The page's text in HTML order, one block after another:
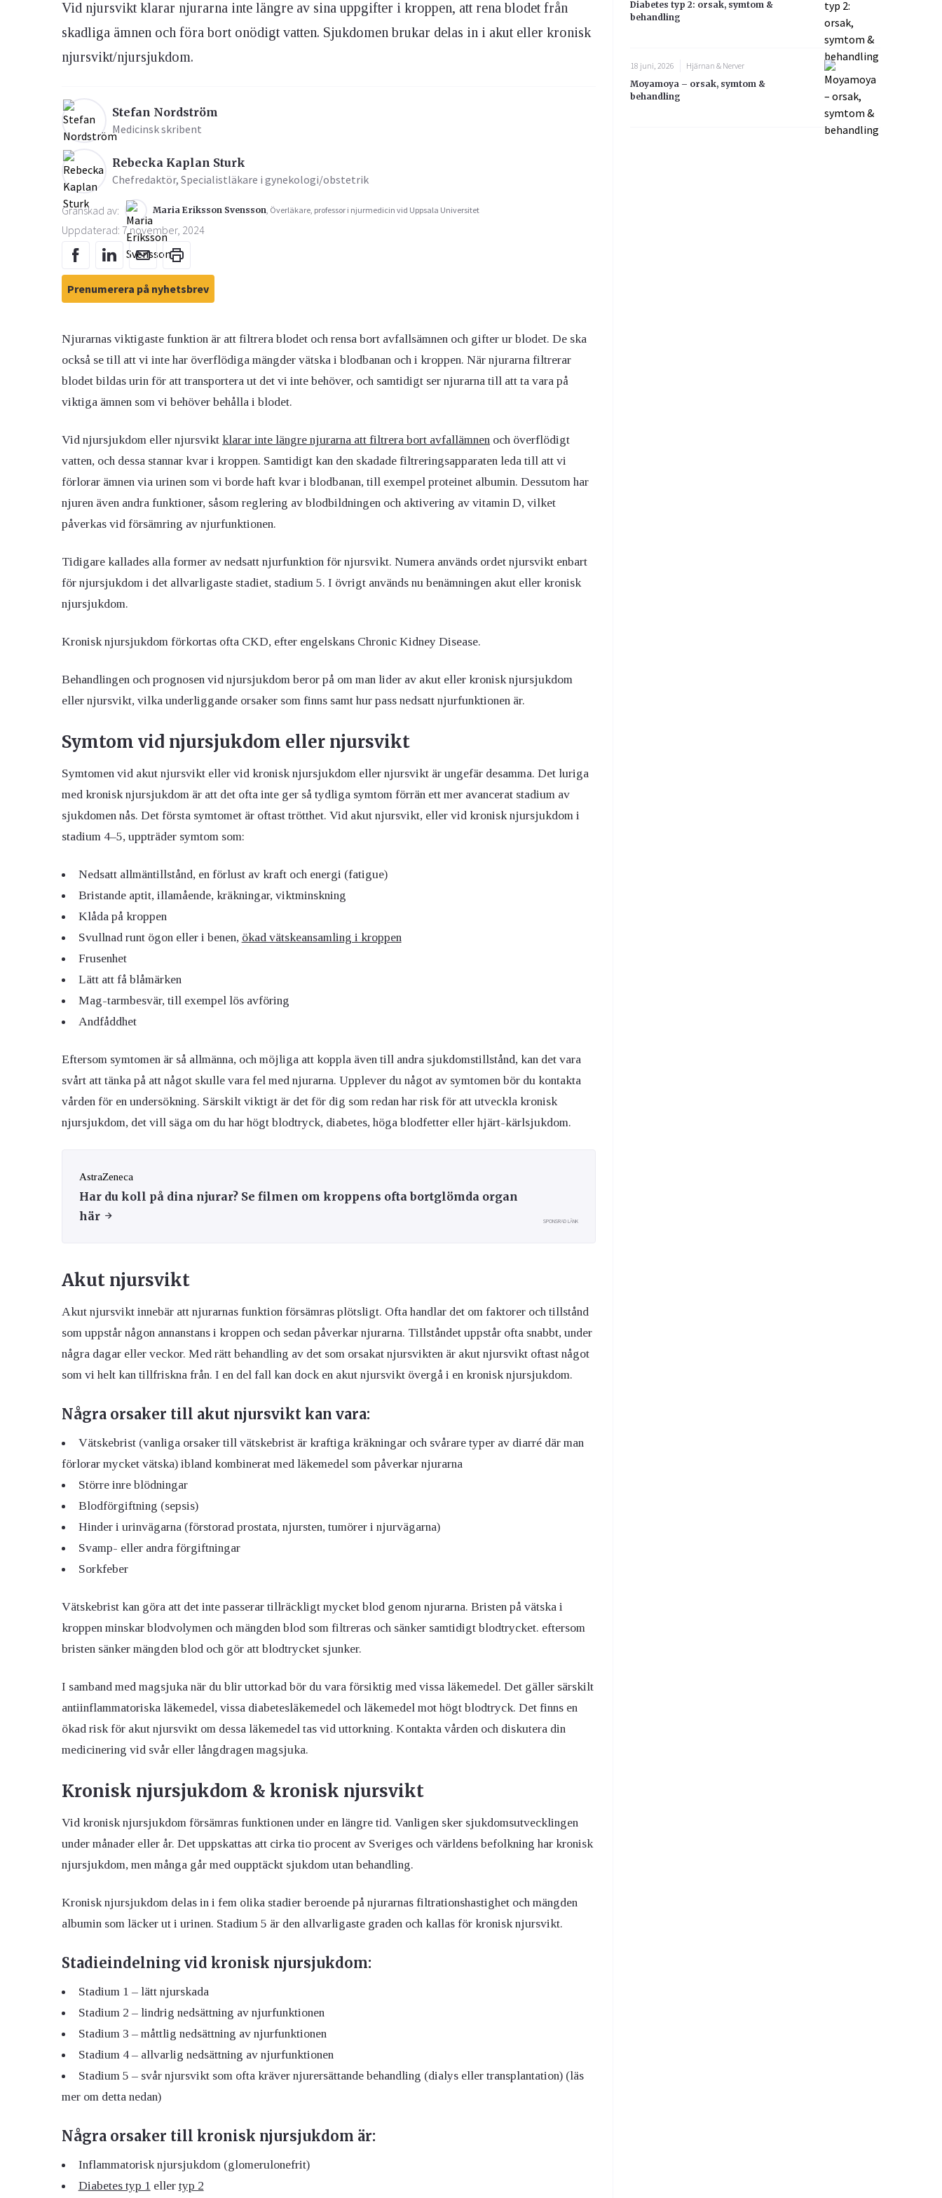
Ögon & Öron
Övervikt
Vid njursvikt klarar njurarna inte längre av sina uppgifter i kroppen, att rena blodet från
skadliga ämnen och föra bort onödigt vatten. Sjukdomen brukar delas in i akut eller kronisk
njursvikt/njursjukdom.
Stefan Nordström
Medicinsk skribent
Rebecka Kaplan Sturk
Chefredaktör, Specialistläkare i gynekologi/obstetrik
Granskad av: Maria Eriksson Svensson, Överläkare, professor i njurmedicin vid Uppsala Universitet
Uppdaterad: 7 november, 2024
Prenumerera på nyhetsbrev
Njurarnas viktigaste funktion är att filtrera blodet och rensa bort avfallsämnen och gifter ur blodet. De ska
också se till att vi inte har överflödiga mängder vätska i blodbanan och i kroppen. När njurarna filtrerar
blodet bildas urin för att transportera ut det vi inte behöver, och samtidigt ser njurarna till att ta vara på
viktiga ämnen som vi behöver behålla i blodet.
Vid njursjukdom eller njursvikt klarar inte längre njurarna att filtrera bort avfallämnen och överflödigt
vatten, och dessa stannar kvar i kroppen. Samtidigt kan den skadade filtreringsapparaten leda till att vi
förlorar ämnen via urinen som vi borde haft kvar i blodbanan, till exempel proteinet albumin. Dessutom har
njuren även andra funktioner, såsom reglering av blodbildningen och aktivering av vitamin D, vilket
påverkas vid försämring av njurfunktionen.
Tidigare kallades alla former av nedsatt njurfunktion för njursvikt. Numera används ordet njursvikt enbart
för njursjukdom i det allvarligaste stadiet, stadium 5. I övrigt används nu benämningen akut eller kronisk
njursjukdom.
Kronisk njursjukdom förkortas ofta CKD, efter engelskans Chronic Kidney Disease.
Behandlingen och prognosen vid njursjukdom beror på om man lider av akut eller kronisk njursjukdom
eller njursvikt, vilka underliggande orsaker som finns samt hur pass nedsatt njurfunktionen är.
Symtom vid njursjukdom eller njursvikt
Symtomen vid akut njursvikt eller vid kronisk njursjukdom eller njursvikt är ungefär desamma. Det luriga
med kronisk njursjukdom är att det ofta inte ger så tydliga symtom förrän ett mer avancerat stadium av
sjukdomen nås. Det första symtomet är oftast trötthet. Vid akut njursvikt, eller vid kronisk njursjukdom i
stadium 4–5, uppträder symtom som:
Nedsatt allmäntillstånd, en förlust av kraft och energi (fatigue)
Bristande aptit, illamående, kräkningar, viktminskning
Klåda på kroppen
Svullnad runt ögon eller i benen, ökad vätskeansamling i kroppen
Frusenhet
Lätt att få blåmärken
Mag-tarmbesvär, till exempel lös avföring
Andfåddhet
Eftersom symtomen är så allmänna, och möjliga att koppla även till andra sjukdomstillstånd, kan det vara
svårt att tänka på att något skulle vara fel med njurarna. Upplever du något av symtomen bör du kontakta
vården för en undersökning. Särskilt viktigt är det för dig som redan har risk för att utveckla kronisk
njursjukdom, det vill säga om du har högt blodtryck, diabetes, höga blodfetter eller hjärt-kärlsjukdom.
AstraZeneca
Har du koll på dina njurar? Se filmen om kroppens ofta bortglömda organ
här
SPONSRAD LÄNK
Akut njursvikt
Akut njursvikt innebär att njurarnas funktion försämras plötsligt. Ofta handlar det om faktorer och tillstånd
som uppstår någon annanstans i kroppen och sedan påverkar njurarna. Tillståndet uppstår ofta snabbt, under
några dagar eller veckor. Med rätt behandling av det som orsakat njursvikten är akut njursvikt oftast något
som vi helt kan tillfriskna från. I en del fall kan dock en akut njursvikt övergå i en kronisk njursjukdom.
Några orsaker till akut njursvikt kan vara:
Vätskebrist (vanliga orsaker till vätskebrist är kraftiga kräkningar och svårare typer av diarré där man
förlorar mycket vätska) ibland kombinerat med läkemedel som påverkar njurarna
Större inre blödningar
Blodförgiftning (sepsis)
Hinder i urinvägarna (förstorad prostata, njursten, tumörer i njurvägarna)
Svamp- eller andra förgiftningar
Sorkfeber
Vätskebrist kan göra att det inte passerar tillräckligt mycket blod genom njurarna. Bristen på vätska i
kroppen minskar blodvolymen och mängden blod som filtreras och sänker samtidigt blodtrycket. eftersom
bristen sänker mängden blod och gör att blodtrycket sjunker.
I samband med magsjuka när du blir uttorkad bör du vara försiktig med vissa läkemedel. Det gäller särskilt
antiinflammatoriska läkemedel, vissa diabetesläkemedel och läkemedel mot högt blodtryck. Det finns en
ökad risk för akut njursvikt om dessa läkemedel tas vid uttorkning. Kontakta vården och diskutera din
medicinering vid svår eller långdragen magsjuka.
Kronisk njursjukdom & kronisk njursvikt
Vid kronisk njursjukdom försämras funktionen under en längre tid. Vanligen sker sjukdomsutvecklingen
under månader eller år. Det uppskattas att cirka tio procent av Sveriges och världens befolkning har kronisk
njursjukdom, men många går med oupptäckt sjukdom utan behandling.
Kronisk njursjukdom delas in i fem olika stadier beroende på njurarnas filtrationshastighet och mängden
albumin som läcker ut i urinen. Stadium 5 är den allvarligaste graden och kallas för kronisk njursvikt.
Stadieindelning vid kronisk njursjukdom:
Stadium 1 – lätt njurskada
Stadium 2 – lindrig nedsättning av njurfunktionen
Stadium 3 – måttlig nedsättning av njurfunktionen
Stadium 4 – allvarlig nedsättning av njurfunktionen
Stadium 5 – svår njursvikt som ofta kräver njurersättande behandling (dialys eller transplantation) (läs
mer om detta nedan)
Några orsaker till kronisk njursjukdom är:
Inflammatorisk njursjukdom (glomerulonefrit)
Diabetes typ 1 eller typ 2
Diabetes typ 2: orsak, symtom &
behandling
18 juni, 2026
Hjärnan & Nerver
Moyamoya – orsak, symtom &
behandling